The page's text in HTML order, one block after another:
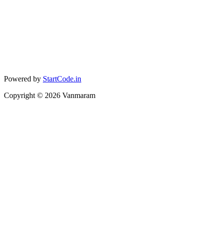
Powered by StartCode.in
Copyright © 2026 Vanmaram